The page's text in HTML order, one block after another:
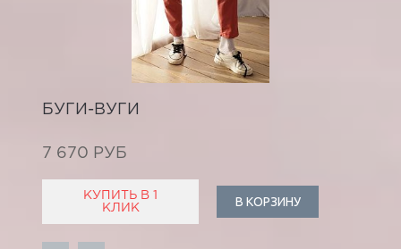
БУГИ-ВУГИ
7 670 РУБ
КУПИТЬ В 1
КЛИК
В КОРЗИНУ